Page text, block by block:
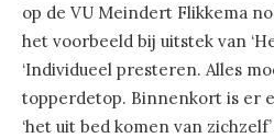
op de VU Meindert Flikkema
het voorbeeld bij uitstek van
‘Individueel presteren. Alles
topperdetop. Binnenkort is er
‘het uit bed komen van